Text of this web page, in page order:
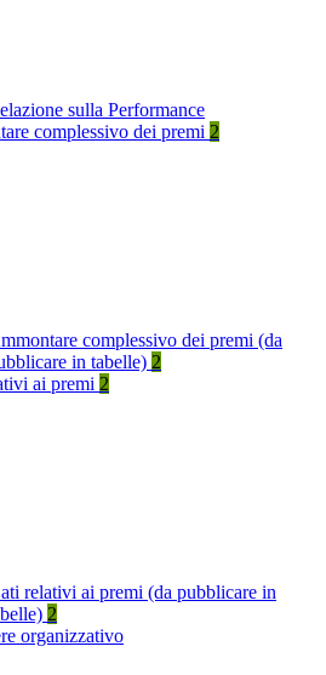
sulla Performance
complessivo dei premi 2
complessivo dei premi (da
in tabelle) 2
ai premi 2
relativi ai premi (da pubblicare in
2
organizzativo